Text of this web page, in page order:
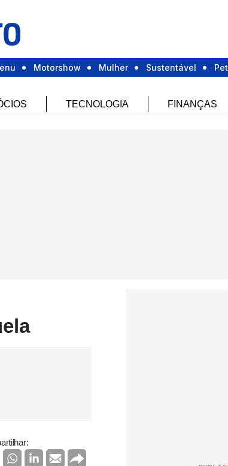
Motorshow Mulher Sustentável Pet
TECNOLOGIA FINANÇAS